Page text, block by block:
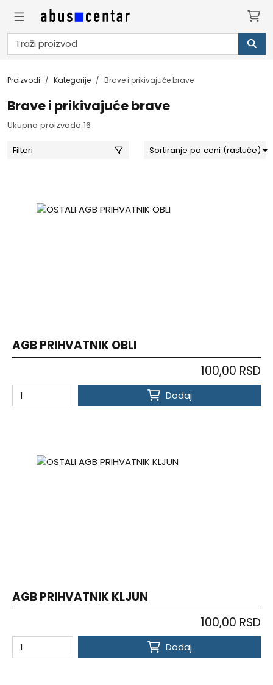
Proizvodi Kategorije Brave i prikivajuće brave
Brave i prikivajuće brave
Ukupno proizvoda 16
Filteri Sortiranje po ceni (rastuće)
AGB PRIHVATNIK OBLI
100,00 RSD
Dodaj
AGB PRIHVATNIK KLJUN
100,00 RSD
Dodaj